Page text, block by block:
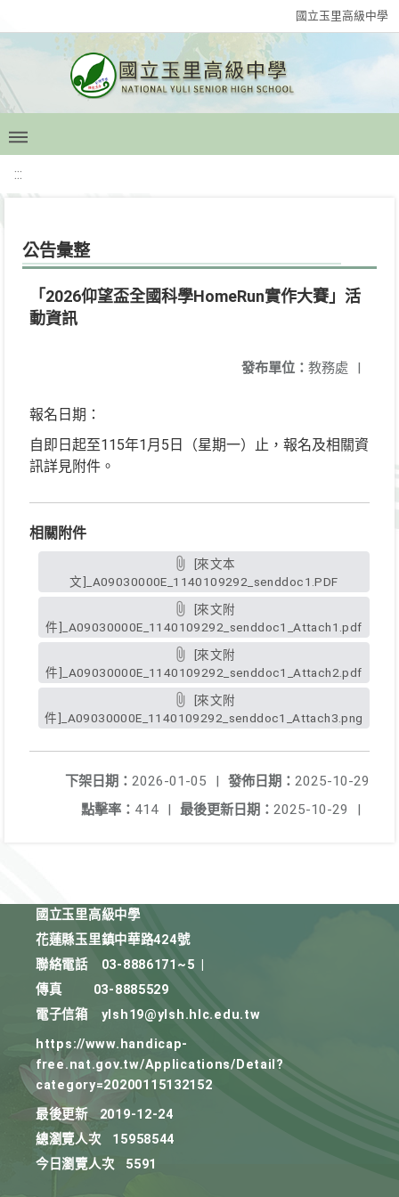
國立玉里高級中學
:::
公告彙整
「2026仰望盃全國科學HomeRun實作大賽」活
動資訊
發布單位： 教務處 |
報名日期：
自即日起至115年1月5日（星期一）止，報名及相關資
訊詳見附件。
相關附件
文]_A09030000E_1140109292_senddoc1.PDF
件]_A09030000E_1140109292_senddoc1_Attach1.pdf
件]_A09030000E_1140109292_senddoc1_Attach2.pdf
件]_A09030000E_1140109292_senddoc1_Attach3.png
發佈日期： 2025-10-29
下架日期： 2026-01-05
|
最後更新日期： 2025-10-29 |
點擊率： 414 |
國立玉里高級中學
花蓮縣玉里鎮中華路424號
聯絡電話
03-8886171~5
傳真
03-8885529
電子信箱
ylsh19@ylsh.hlc.edu.tw
https://www.handicap-
free.nat.gov.tw/Applications/Detail?
category=20200115132152
最後更新
2019-12-24
總瀏覽人次
15958544
今日瀏覽人次
5591